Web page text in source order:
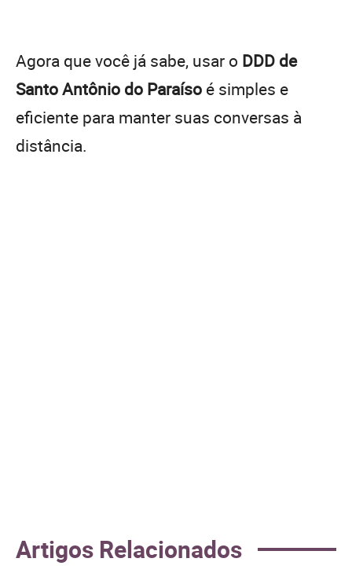
Agora que você já sabe, usar o DDD de
Santo Antônio do Paraíso é simples e
eficiente para manter suas conversas à
distância.
Artigos Relacionados